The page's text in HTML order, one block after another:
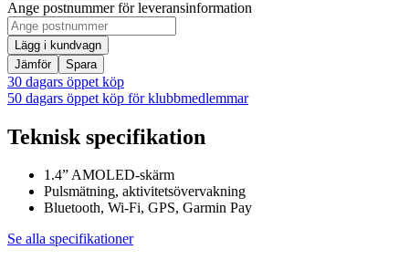
Ange postnummer för leveransinformation
Lägg i kundvagn
Jämför
Spara
30 dagars öppet köp
50 dagars öppet köp för klubbmedlemmar
Teknisk specifikation
1.4” AMOLED-skärm
Pulsmätning, aktivitetsövervakning
Bluetooth, Wi-Fi, GPS, Garmin Pay
Se alla specifikationer